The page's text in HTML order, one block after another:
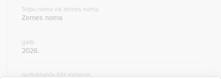
Telpu noma vai zemes noma
Zemes noma
gads
2026.
pieteikšanās līdz mēnesis